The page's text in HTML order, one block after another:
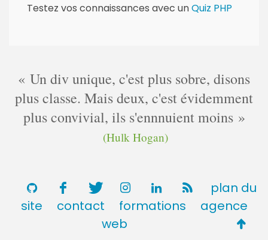
Testez vos connaissances avec unQuiz PHP
Un div unique, c'est plus sobre, disons
plus classe. Mais deux, c'est évidemment
plus convivial, ils s'ennnuient moins
(Hulk Hogan)
plan du
site
contact formations
agence
web